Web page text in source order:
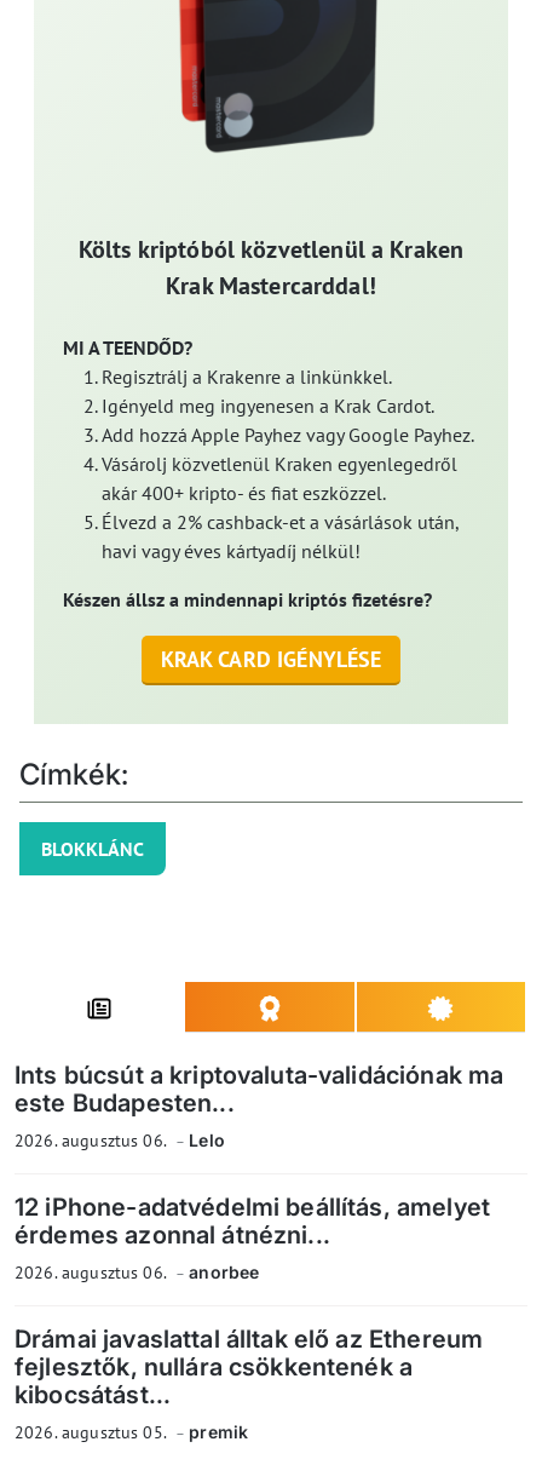
Költs kriptóból közvetlenül a Kraken
Krak Mastercarddal!
MI A TEENDŐD?
Regisztrálj a Krakenre a linkünkkel.
Igényeld meg ingyenesen a Krak Cardot.
Add hozzá Apple Payhez vagy Google Payhez.
Vásárolj közvetlenül Kraken egyenlegedről
akár 400+ kripto- és fiat eszközzel.
Élvezd a 2% cashback-et a vásárlások után,
havi vagy éves kártyadíj nélkül!
Készen állsz a mindennapi kriptós fizetésre?
KRAK CARD IGÉNYLÉSE
Címkék:
BLOKKLÁNC
Ints búcsút a kriptovaluta-validációnak ma
este Budapesten...
2026. augusztus 06. Lelo
12 iPhone-adatvédelmi beállítás, amelyet
érdemes azonnal átnézni...
2026. augusztus 06. anorbee
Drámai javaslattal álltak elő az Ethereum
fejlesztők, nullára csökkentenék a
kibocsátást...
2026. augusztus 05. premik